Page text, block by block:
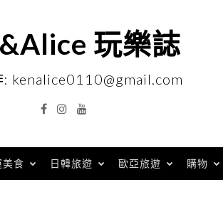
玩樂誌
kenalice0110@gmail.com
FacebookInstagramYouTube
美食 日韓旅遊 歐亞旅遊 購物